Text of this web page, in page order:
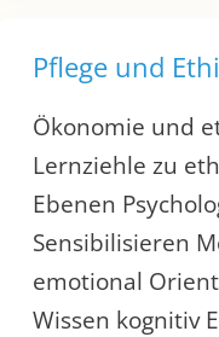
Pflege und
Ökonomie und
Lernziehle zu
Ebenen
Sensibilisieren
emotional
Wissen kognitiv